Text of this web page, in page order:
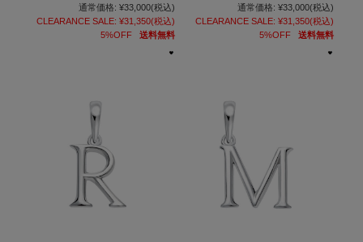
通常価格: ¥33,000(税込)
CLEARANCE SALE: ¥31,350(税込)
5%OFF
送料無料
通常価格: ¥33,000(税込)
CLEARANCE SALE: ¥31,350(税込)
5%OFF
送料無料